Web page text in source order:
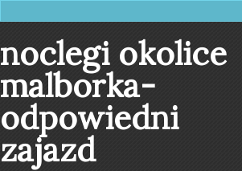
noclegi okolice
malborka-
odpowiedni
zajazd